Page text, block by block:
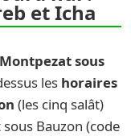
et Icha
sous
les horaires
(les cinq salât)
Bauzon (code